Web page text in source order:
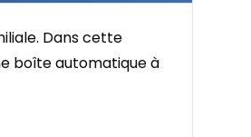
Dans cette
boîte automatique à